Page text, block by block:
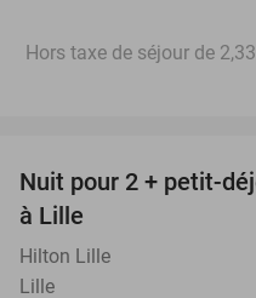
Hors taxe de séjour de
Nuit pour 2 + petit-
à Lille
Hilton Lille
Lille